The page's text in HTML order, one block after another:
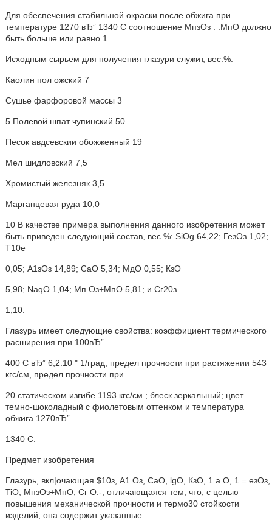
Для обеспечения стабильной окраски после обжига при
температуре 1270 вЂ” 1340 С соотношение МпзОз . .МпО должно
быть больше или равно 1.
Исходным сырьем для получения глазури служит, вес.%:
Каолин пол ожский 7
Сушье фарфоровой массы 3
5 Полевой шпат чупинский 50
Песок авдсевскии обожженный 19
Мел шидловский 7,5
Хромистый железняк 3,5
Марганцевая руда 10,0
10 В качестве примера выполнения данного изобретения может
быть приведен следующий состав, вес.%: SiOg 64,22; ГезОз 1,02;
Т10е
0,05; А1зОз 14,89; СаО 5,34; МдО 0,55; КзО
5,98; NaqO 1,04; Мп.Оз+МпО 5,81; и Сг20з
1,10.
Глазурь имеет следующие свойства: коэффициент термического
расширения при 100вЂ”
400 С вЂ” 6,2.10 " 1/град; предел прочности при растяжении 543
кгс/см, предел прочности при
20 статическом изгибе 1193 кгс/см ; блеск зеркальный; цвет
темно-шоколадный с фиолетовым оттенком и температура
обжига 1270вЂ”
1340 С.
Предмет изобретения
Глазурь, вкл|очающая $10з, А1 Оз, СаО, lgO, КзО, 1 а О, 1.= езОз,
TiO, МпзОз+МпО, Сг О.-, отличающаяся тем, что, с целью
повышения механической прочности и термо30 стойкости
изделий, она содержит указанные